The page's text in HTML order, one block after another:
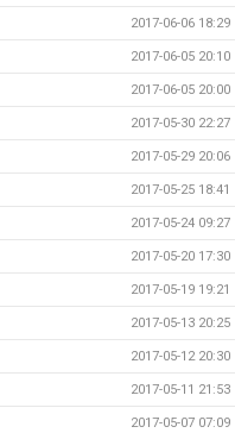
2017-06-06 18:29
2017-06-05 20:10
2017-06-05 20:00
2017-05-30 22:27
2017-05-29 20:06
2017-05-25 18:41
2017-05-24 09:27
2017-05-20 17:30
2017-05-19 19:21
2017-05-13 20:25
2017-05-12 20:30
2017-05-11 21:53
2017-05-07 07:09